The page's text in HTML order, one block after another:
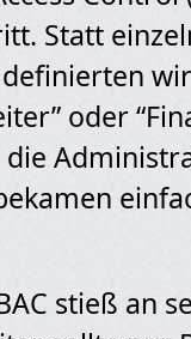
Statt
oder
stieß an